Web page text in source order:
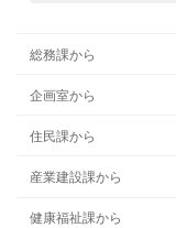
総務課から
企画室から
住民課から
産業建設課から
健康福祉課から